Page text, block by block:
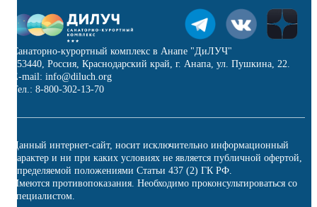
Санаторно-курортный комплекс в Анапе "ДиЛУЧ"
353440, Россия, Краснодарский край, г. Анапа, ул. Пушкина, 22.
E-mail: info@diluch.org
Тел.: 8-800-302-13-70
Данный интернет-сайт, носит исключительно информационный
характер и ни при каких условиях не является публичной офертой,
определяемой положениями Статьи 437 (2) ГК РФ.
Имеются противопоказания. Необходимо проконсультироваться со
специалистом.